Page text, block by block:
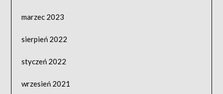
marzec 2023
sierpień 2022
styczeń 2022
wrzesień 2021